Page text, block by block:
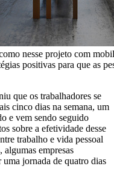
nesse projeto com
positivas para que as
que os trabalhadores se
cinco dias na semana, um
e vem sendo seguido
sobre a efetividade desse
trabalho e vida pessoal
empresas
jornada de quatro dias